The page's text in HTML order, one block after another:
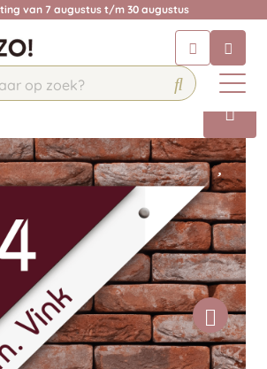
van 7 augustus t/m 30 augustus
24/7 met onze chatbot voor